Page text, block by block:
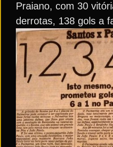
Praiano, com 30
derrotas, 138 gols a